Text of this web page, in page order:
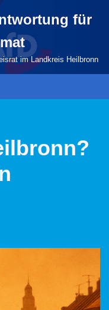
für
im Landkreis Heilbronn